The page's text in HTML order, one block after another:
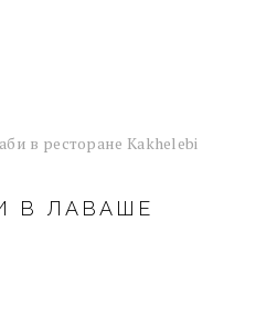
в ресторане Kakhelebi
В ЛАВАШЕ